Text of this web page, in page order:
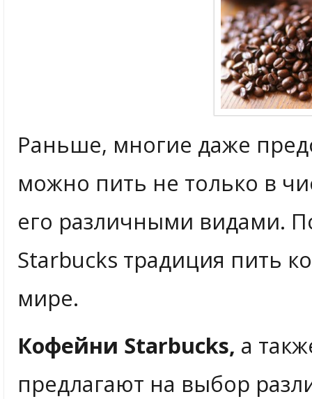
Раньше, многие даже
можно пить не только в
его различными видами.
Starbucks традиция пить
мире.
Кофейни Starbucks, а
предлагают на выбор